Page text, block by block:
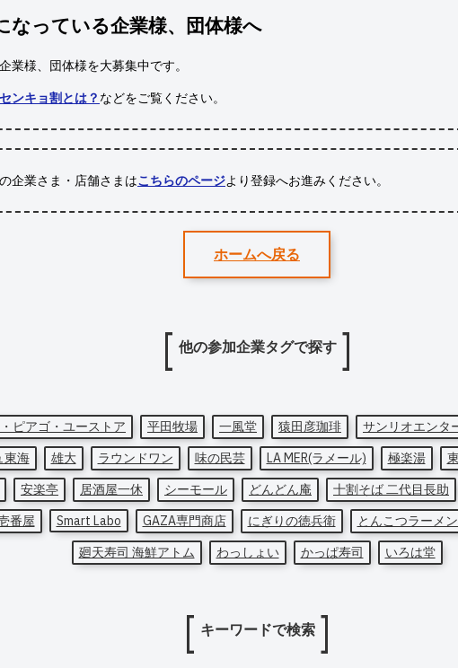
なっている企業様、団体様へ
業様、団体様を大募集中です。
センキョ割とは？ などをご覧ください。
企業さま・店舗さまはこちらのページより登録へお進みください。
ホームへ戻る
他の参加企業タグで探す
ピアゴ・ユーストア 平田牧場 一風堂 猿田彦珈琲
サンリオエンタ
東海 雄大 ラウンドワン 味の民芸 LA MER(ラメール) 極楽湯
安楽亭 居酒屋一休 シーモール どんどん庵
十割そば 二代目長助
番屋
Smart Labo GAZA専門商店 にぎりの徳兵衛
とんこつラーメ
廻天寿司 海鮮アトム
わっしょい かっぱ寿司 いろは堂
キーワードで検索